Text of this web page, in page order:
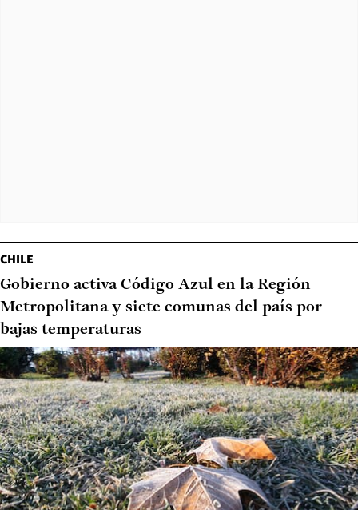
CHILE
Gobierno activa Código Azul en la Región
Metropolitana y siete comunas del país por
bajas temperaturas